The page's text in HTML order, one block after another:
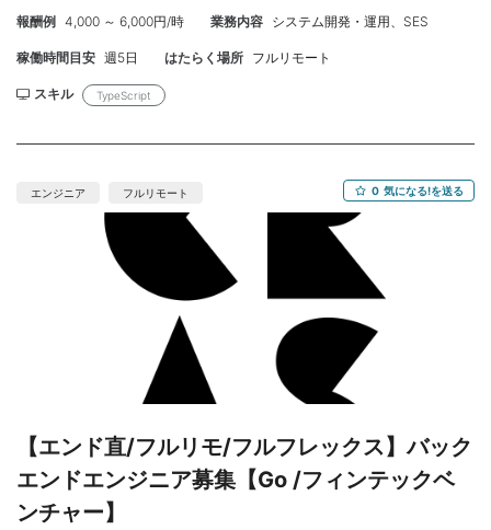
内容】 ・TypeScriptでのフロントエンド・バックエンド設計・開
発・保守 ・コンポーネントやフロントエンドライブラリの構築 ・
・Web開発経験（3年以上） ・Typescript でのバックエンド開発
ンド開発経験 ・後輩指導やリーダーの経験 【条件】 ・就業時間：
即日～ ・支払いサイト：月末締め翌々月5日払い（ご希望により
30日以下でのお振込など短縮可能です） 【応募の流れ】 ・弊社に
て経歴確認 ・エンドとの面談（1回、オンライン）
========================================= 開発環
境 【技術スタック】 バックエンド/フロントエンド：
Typescript,Next.js インフラ：GCP AIツール: ChatGPT, Cursor,
Devin 【補足】 将来エンドクライアントの社員になってもOKとい
うお考えの方は 経験が少なくとも優遇いたします！ 弊社は多くの
エージェント様と違い、社員化の際に紹介フィーをいただいてい
ないため、登用がスムーズに進みやすい環境です！
報酬例 4,000 ～ 6,000円/時 業務内容 システム開発・運用、SES
稼働時間目安 週5日 はたらく場所 フルリモート
スキル TypeScript
エンジニア フルリモート 0 気になる!を送る
【エンド直/フルリモ/フルフレックス】バック
エンドエンジニア募集【Go /フィンテックベ
ンチャー】